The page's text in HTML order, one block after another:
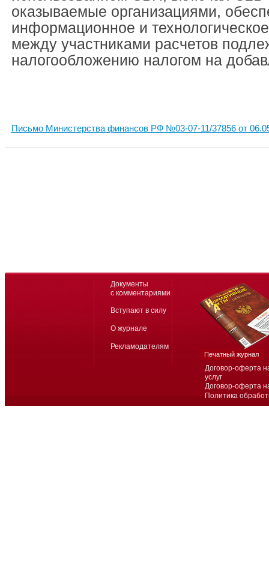
оказываемые организациями,
информационное и
между участниками расчетов
налогообложению налогом на
Письмо Министерства финансов РФ №03-07-11/37856 от
Договор-оферта
услуг
Договор-оферта
Политика
Документы
с комментариями
Вступают в силу
О журнале
Рекламодателям
Печатный журнал